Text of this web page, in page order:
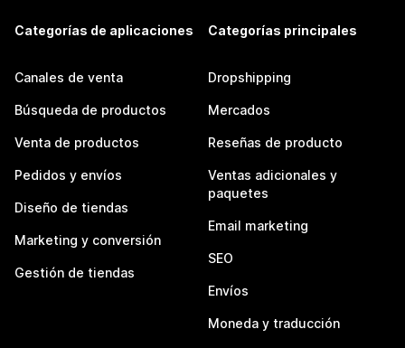
Categorías de aplicaciones
Canales de venta
Búsqueda de productos
Venta de productos
Pedidos y envíos
Diseño de tiendas
Marketing y conversión
Gestión de tiendas
Categorías principales
Dropshipping
Mercados
Reseñas de producto
Ventas adicionales y
paquetes
Email marketing
SEO
Envíos
Moneda y traducción